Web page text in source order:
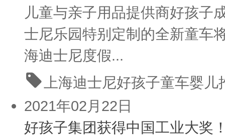
儿童与亲子用品提供商好孩子
士尼乐园特别定制的全新童车
海迪士尼度假...
上海迪士尼好孩子童车婴儿
2021年02月22日
好孩子集团获得中国工业大奖